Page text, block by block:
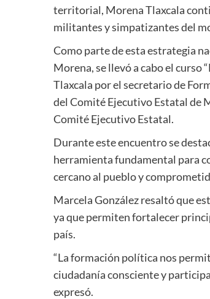
territorial, Morena Tlaxcala
militantes y simpatizantes del
Como parte de esta estrategia
Morena, se llevó a cabo el curso
Tlaxcala por el secretario de
del Comité Ejecutivo Estatal de
Comité Ejecutivo Estatal.
Durante este encuentro se
herramienta fundamental para
cercano al pueblo y
Marcela González resaltó que
ya que permiten fortalecer
país.
“La formación política nos
ciudadanía consciente y
expresó.